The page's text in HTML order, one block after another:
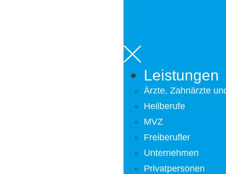
Leistungen
Ärzte, Zahnärzte
Heilberufe
MVZ
Freiberufler
Unternehmen
Privatpersonen